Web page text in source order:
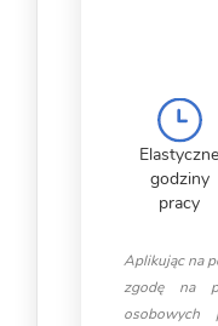
Elastyczne
godziny
pracy
Aplikując na
zgodę na
osobowych